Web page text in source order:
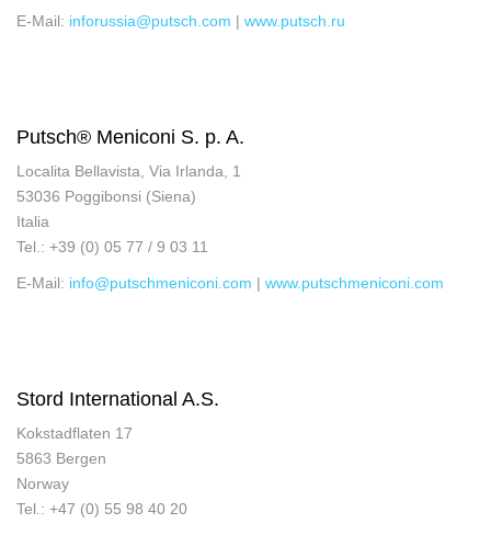
E-Mail: inforussia@putsch.com | www.putsch.ru
Putsch® Meniconi S. p. A.
Localita Bellavista, Via Irlanda, 1
53036 Poggibonsi (Siena)
Italia
Tel.: +39 (0) 05 77 / 9 03 11
E-Mail: info@putschmeniconi.com | www.putschmeniconi.com
Stord International A.S.
Kokstadflaten 17
5863 Bergen
Norway
Tel.: +47 (0) 55 98 40 20